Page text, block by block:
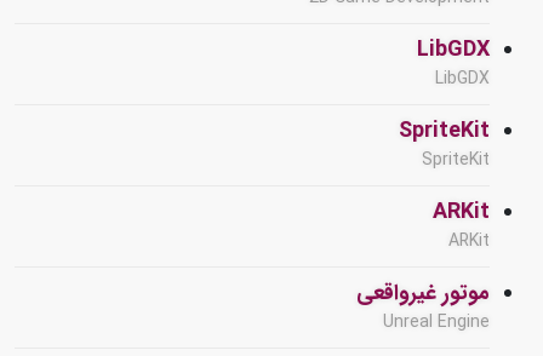
LibGDX
LibGDX
SpriteKit
SpriteKit
ARKit
ARKit
موتور غیرواقعی
Unreal Engine